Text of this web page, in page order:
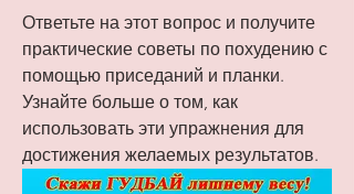
Ответьте на этот вопрос и получите
практические советы по похудению с
помощью приседаний и планки.
Узнайте больше о том, как
использовать эти упражнения для
достижения желаемых результатов.